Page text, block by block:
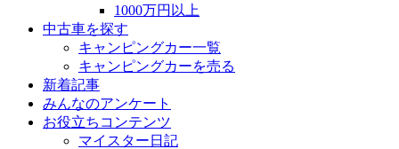
1000万円以上
中古車を探す
キャンピングカー一覧
キャンピングカーを売る
新着記事
みんなのアンケート
お役立ちコンテンツ
マイスター日記